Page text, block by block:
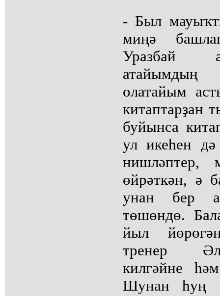
- Был
миңә
Уразбай
олатайым
китаптарҙан
буйынса
ул икеһен
нишләптер,
өйрәткән, ә
унан бер
төшөндө.
йыл
тренер
килгәйне
Шунан һуң